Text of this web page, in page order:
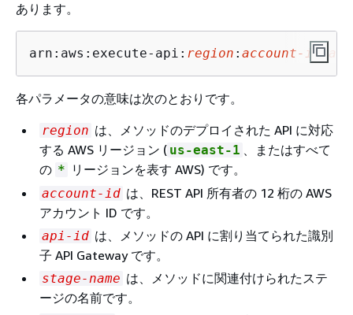
あります。
arn:aws:execute-api: region : account-
各パラメータの意味は次のとおりです。
region は、メソッドのデプロイされた API に対応
する AWS リージョン ( us-east-1 、またはすべて
の * リージョンを表す AWS) です。
account-id は、REST API 所有者の 12 桁の AWS
アカウント ID です。
api-id は、メソッドの API に割り当てられた識別
子 API Gateway です。
stage-name は、メソッドに関連付けられたステ
ージの名前です。